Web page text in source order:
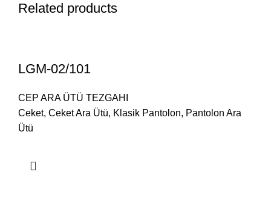
Related products
LGM-02/101
CEP ARA ÜTÜ TEZGAHI
Ceket, Ceket Ara Ütü, Klasik Pantolon, Pantolon Ara
Ütü